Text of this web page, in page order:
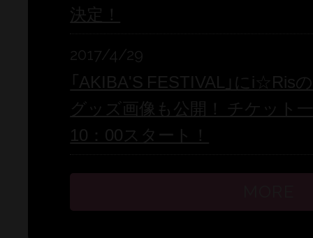
決定！
2017/4/29
「AKIBA'S FESTIVAL」にi☆Ris
グッズ画像も公開！ チケット
10：00スタート！